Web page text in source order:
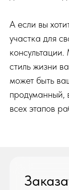
А если вы
участка для
стиль жизни
может быть
продуманный,
всех этапов